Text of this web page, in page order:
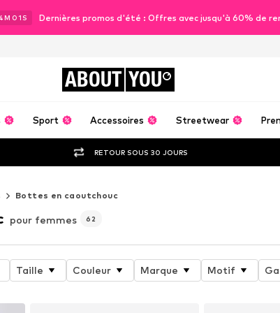
M 00 S Dernières promos d'été : Offres avec jusqu'à 60% de
ABOUT YOU
Sport Accessoires Streetwear
RETOUR SOUS 30 JOURS
Bottes en caoutchouc
pour femmes 62
Taille Couleur Marque Motif